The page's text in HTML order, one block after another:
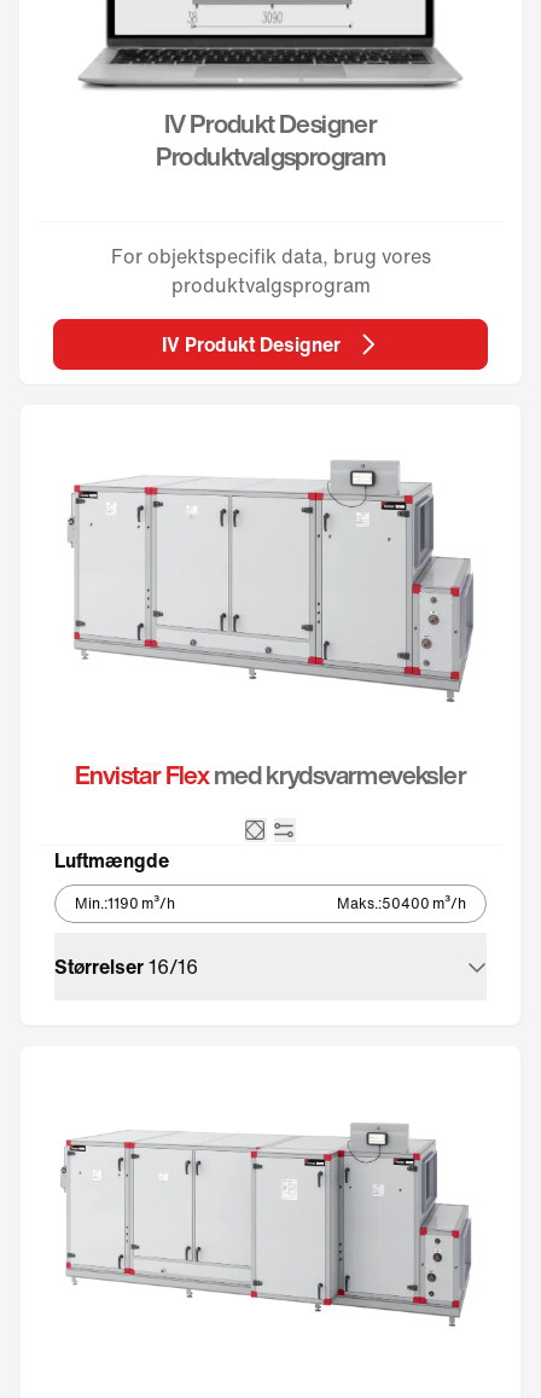
IV Produkt Designer
Produktvalgsprogram
For objektspecifik data, brug vores
produktvalgsprogram
IV Produkt Designer
Envistar Flexmed krydsvarmeveksler
Luftmængde
Min.:1190 m³/h Maks.:50400 m³/h
Størrelser16/16